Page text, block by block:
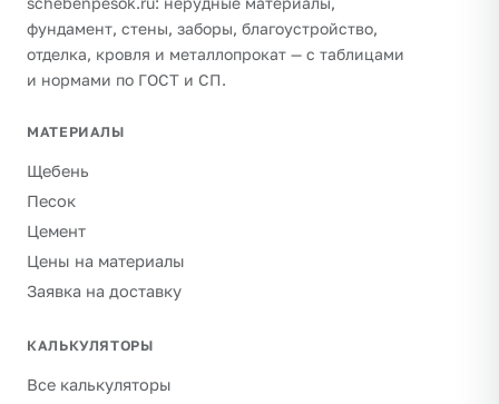
фундамент, стены, заборы, благоустройство,
отделка, кровля и металлопрокат — с таблицами
и нормами по ГОСТ и СП.
МАТЕРИАЛЫ
Щебень
Песок
Цемент
Цены на материалы
Заявка на доставку
КАЛЬКУЛЯТОРЫ
Все калькуляторы